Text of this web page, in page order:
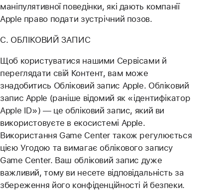
маніпулятивної поведінки, які дають компанії
Apple право подати зустрічний позов.
C. ОБЛІКОВИЙ ЗАПИС
Щоб користуватися нашими Сервісами й
переглядати свій Контент, вам може
знадобитись Обліковий запис Apple. Обліковий
запис Apple (раніше відомий як «ідентифікатор
Apple ID») — це обліковий запис, який ви
використовуєте в екосистемі Apple.
Використання Game Center також регулюється
цією Угодою та вимагає облікового запису
Game Center. Ваш обліковий запис дуже
важливий, тому ви несете відповідальність за
збереження його конфіденційності й безпеки.